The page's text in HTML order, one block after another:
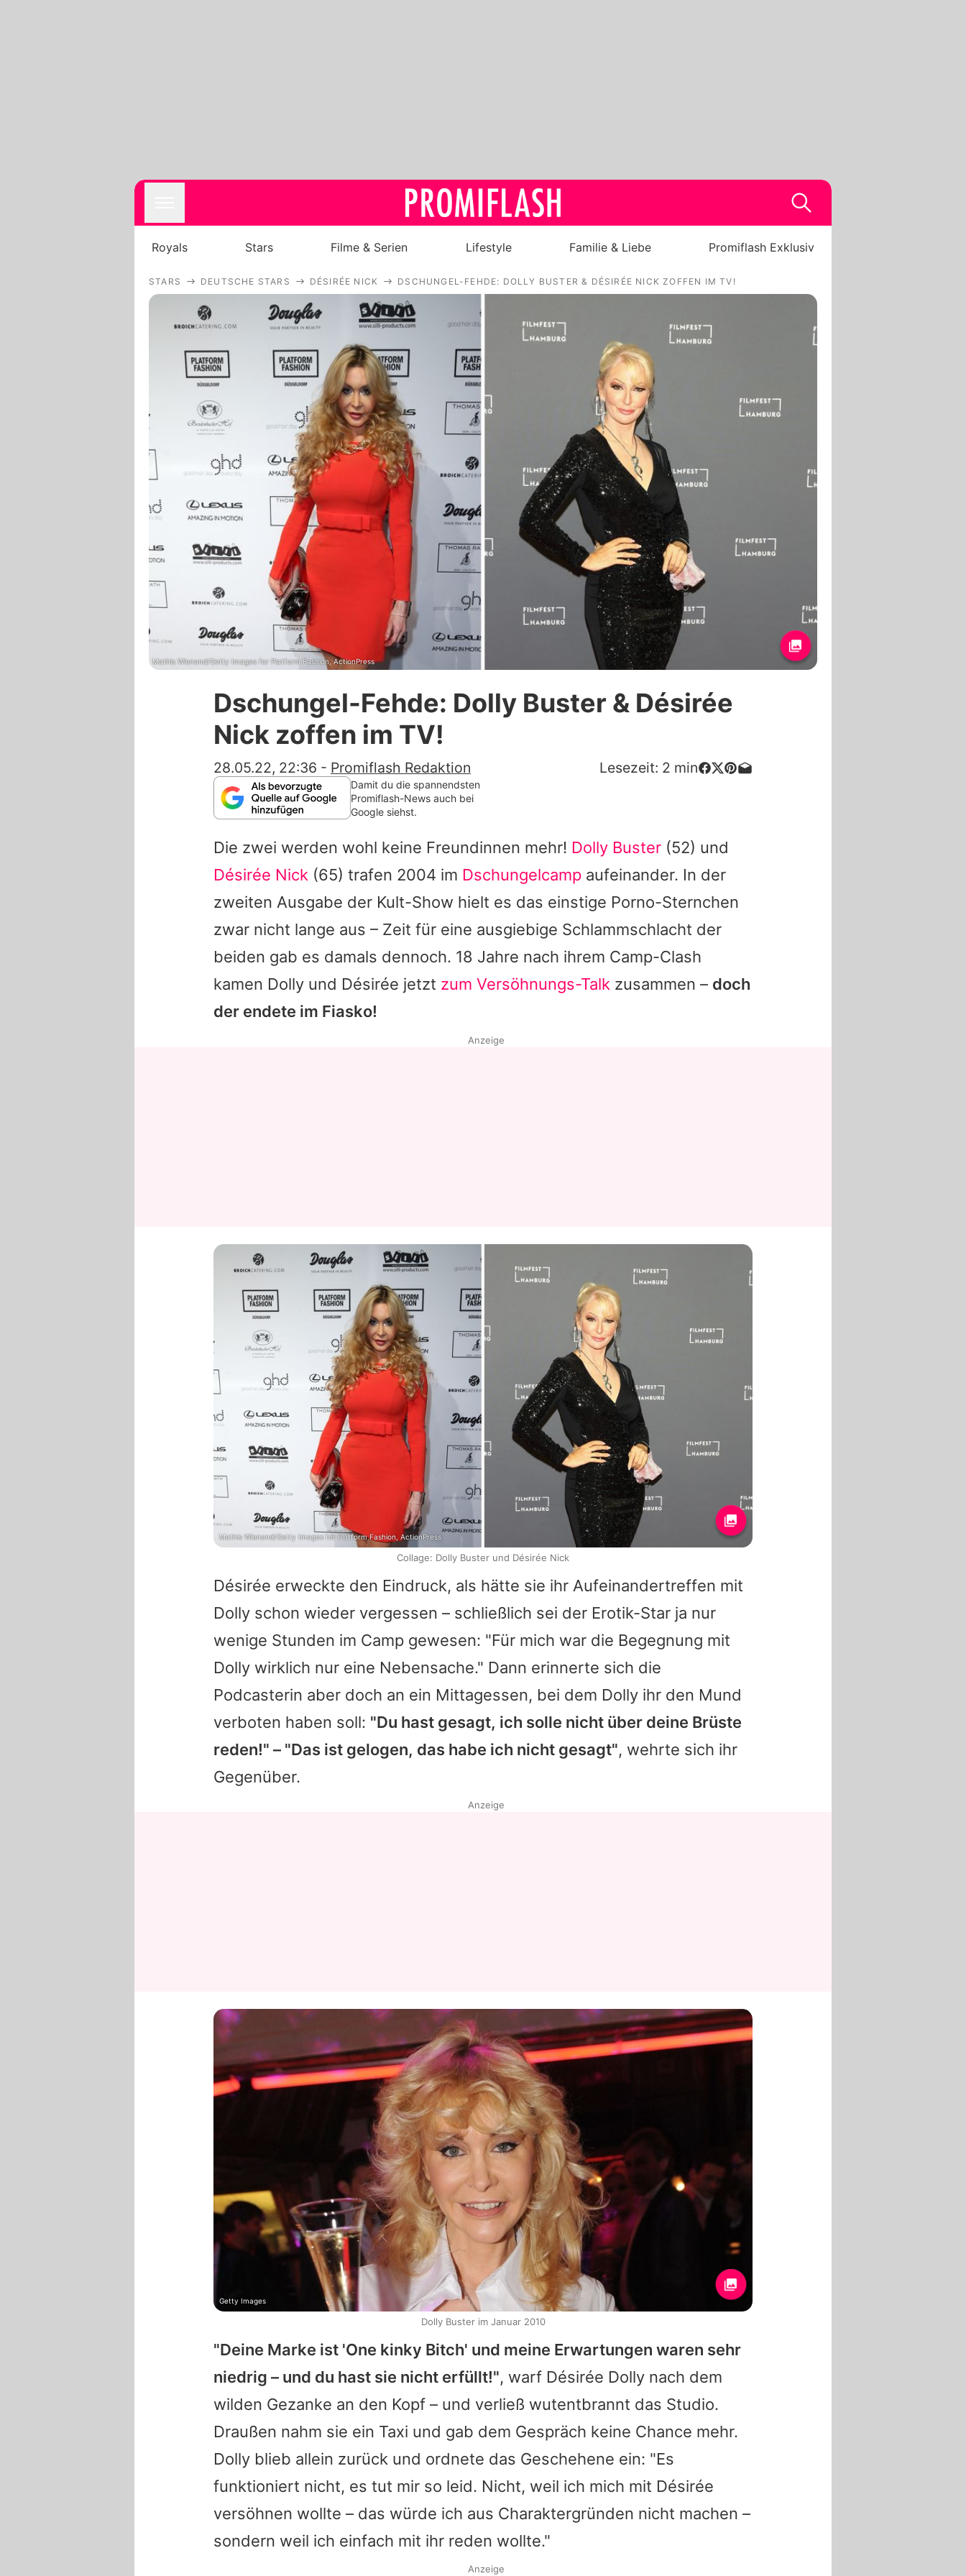
Royals
Stars
Filme & Serien
Lifestyle
Familie & Liebe
Promiflash Exklusiv
Alle Themen auf Promiflash
Jobs
App runterladen
Team
Redaktionelle Richtlinien
Impressum
Datenschutzerklärung
Nutzungsbedingungen
Utiq verwalten
Royals Stars Filme & Serien Lifestyle Familie & Liebe Promiflash Exklusiv
STARS DEUTSCHE STARS DÉSIRÉE NICK DSCHUNGEL-FEHDE: DOLLY BUSTER & DÉSIRÉE NICK ZOFFEN IM TV!
Mathis Wienand/Getty Images for Platform Fashion, ActionPress
Dschungel-Fehde: Dolly Buster & Désirée
Nick zoffen im TV!
28.05.22, 22:36 - Promiflash Redaktion Lesezeit: 2 min
Damit du die spannendsten
Promiflash-News auch bei
Google siehst.
Die zwei werden wohl keine Freundinnen mehr! Dolly Buster (52) und
Désirée Nick (65) trafen 2004 im Dschungelcamp aufeinander. In der
zweiten Ausgabe der Kult-Show hielt es das einstige Porno-Sternchen
zwar nicht lange aus – Zeit für eine ausgiebige Schlammschlacht der
beiden gab es damals dennoch. 18 Jahre nach ihrem Camp-Clash
kamen Dolly und Désirée jetzt zum Versöhnungs-Talk zusammen – doch
der endete im Fiasko!
Désirée erweckte den Eindruck, als hätte sie ihr Aufeinandertreffen mit
Dolly schon wieder vergessen – schließlich sei der Erotik-Star ja nur
wenige Stunden im Camp gewesen: "Für mich war die Begegnung mit
Dolly wirklich nur eine Nebensache." Dann erinnerte sich die
Podcasterin aber doch an ein Mittagessen, bei dem Dolly ihr den Mund
verboten haben soll: "Du hast gesagt, ich solle nicht über deine Brüste
reden!" – "Das ist gelogen, das habe ich nicht gesagt", wehrte sich ihr
Gegenüber.
"Deine Marke ist 'One kinky Bitch' und meine Erwartungen waren sehr
niedrig – und du hast sie nicht erfüllt!", warf Désirée Dolly nach dem
wilden Gezanke an den Kopf – und verließ wutentbrannt das Studio.
Draußen nahm sie ein Taxi und gab dem Gespräch keine Chance mehr.
Dolly blieb allein zurück und ordnete das Geschehene ein: "Es
funktioniert nicht, es tut mir so leid. Nicht, weil ich mich mit Désirée
versöhnen wollte – das würde ich aus Charaktergründen nicht machen –
sondern weil ich einfach mit ihr reden wollte."
Anzeige
Mathis Wienand/Getty Images for Platform Fashion, ActionPress
Collage: Dolly Buster und Désirée Nick
Anzeige
Getty Images
Dolly Buster im Januar 2010
Anzeige